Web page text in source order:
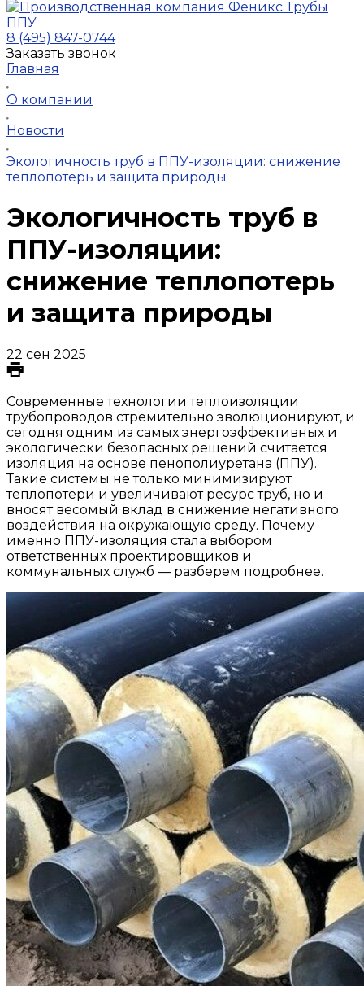
8 (495) 847-0744
Заказать звонок
Главная
О компании
Новости
Экологичность труб в ППУ-изоляции: снижение
теплопотерь и защита природы
Экологичность труб в
ППУ-изоляции:
снижение теплопотерь
и защита природы
22 сен 2025
Современные технологии теплоизоляции
трубопроводов стремительно эволюционируют, и
сегодня одним из самых энергоэффективных и
экологически безопасных решений считается
изоляция на основе пенополиуретана (ППУ).
Такие системы не только минимизируют
теплопотери и увеличивают ресурс труб, но и
вносят весомый вклад в снижение негативного
воздействия на окружающую среду. Почему
именно ППУ-изоляция стала выбором
ответственных проектировщиков и
коммунальных служб — разберем подробнее.